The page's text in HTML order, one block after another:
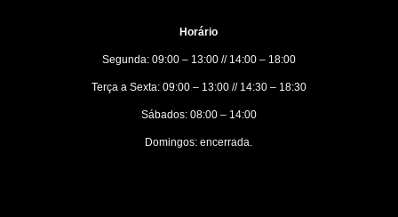
Horário
Segunda: 09:00 – 13:00 // 14:00 – 18:00
Terça a Sexta: 09:00 – 13:00 // 14:30 – 18:30
Sábados: 08:00 – 14:00
Domingos: encerrada.